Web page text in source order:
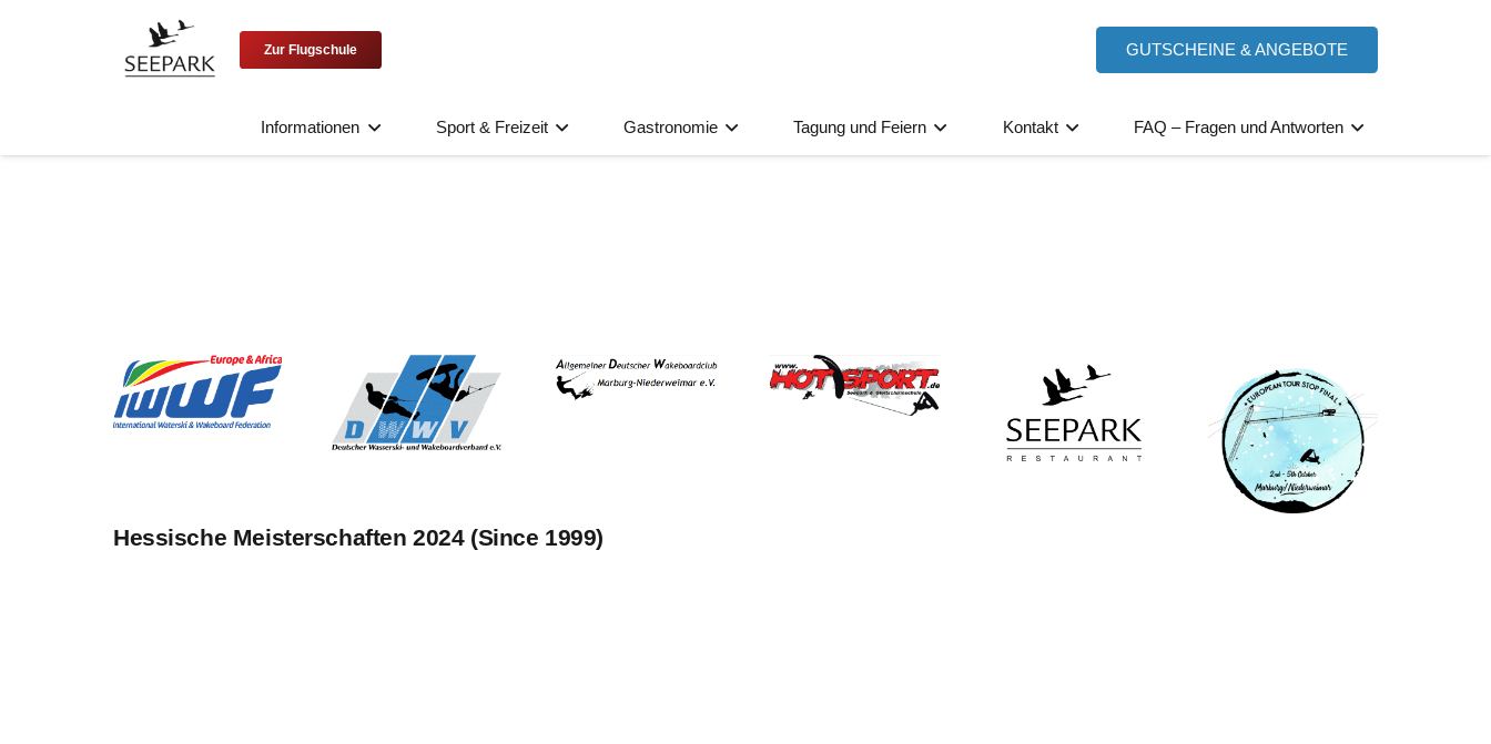
Zur Flugschule GUTSCHEINE & ANGEBOTE
Informationen Sport & Freizeit Gastronomie Tagung und Feiern Kontakt FAQ – Fragen und Antworten
Hessische Meisterschaften 2024 (Since 1999)